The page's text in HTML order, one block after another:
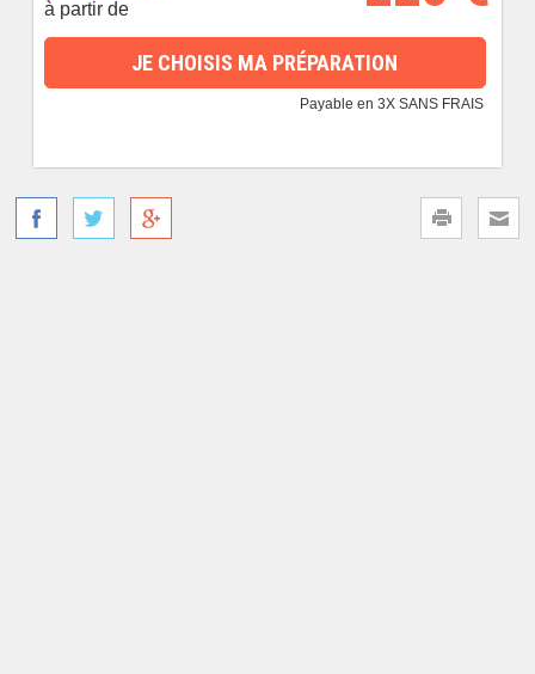
à partir de
JE CHOISIS MA PRÉPARATION
Payable en 3X SANS FRAIS